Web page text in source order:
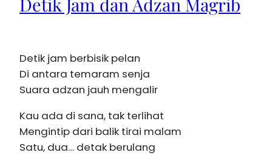
Detik jam berbisik pelan
Di antara temaram senja
Suara adzan jauh mengalir
Kau ada di sana, tak terlihat
Mengintip dari balik tirai malam
Satu, dua… detak berulang